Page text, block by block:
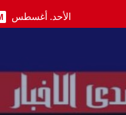
to
الأحد. أغسطس 9th, 2026